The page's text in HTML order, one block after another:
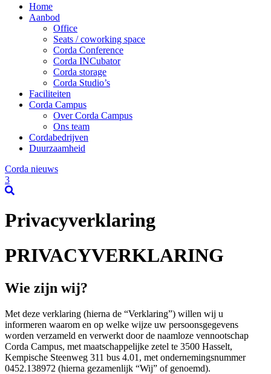
Home
Aanbod
Office
Seats / coworking space
Corda Conference
Corda INCubator
Corda storage
Corda Studio’s
Faciliteiten
Corda Campus
Over Corda Campus
Ons team
Cordabedrijven
Duurzaamheid
Corda nieuws
3
Privacyverklaring
PRIVACYVERKLARING
Wie zijn wij?
Met deze verklaring (hierna de “Verklaring”) willen wij u
informeren waarom en op welke wijze uw persoonsgegevens
worden verzameld en verwerkt door de naamloze vennootschap
Corda Campus, met maatschappelijke zetel te 3500 Hasselt,
Kempische Steenweg 311 bus 4.01, met ondernemingsnummer
0452.138972 (hierna gezamenlijk “Wij” of genoemd).